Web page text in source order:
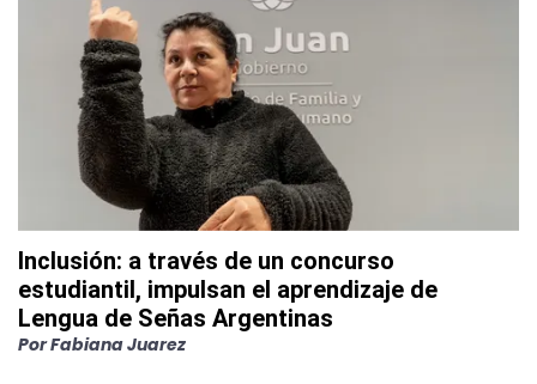
Inclusión: a través de un concurso
estudiantil, impulsan el aprendizaje de
Lengua de Señas Argentinas
PorFabiana Juarez